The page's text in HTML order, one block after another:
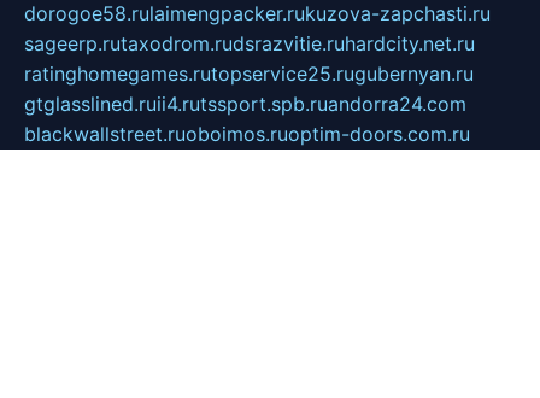
dorogoe58.rulaimengpacker.rukuzova-zapchasti.ru
sageerp.rutaxodrom.rudsrazvitie.ruhardcity.net.ru
ratinghomegames.rutopservice25.rugubernyan.ru
gtglasslined.ruii4.rutssport.spb.ruandorra24.com
blackwallstreet.ruoboimos.ruoptim-doors.com.ru